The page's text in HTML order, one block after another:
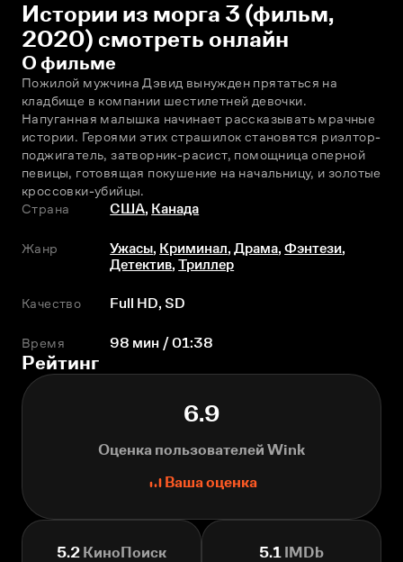
Истории из морга 3 (фильм,
2020) смотреть онлайн
О фильме
Пожилой мужчина Дэвид вынужден прятаться на
кладбище в компании шестилетней девочки.
Напуганная малышка начинает рассказывать мрачные
истории. Героями этих страшилок становятся риэлтор-
поджигатель, затворник-расист, помощница оперной
певицы, готовящая покушение на начальницу, и золотые
кроссовки-убийцы.
Страна
США, Канада
Жанр Ужасы, Криминал,Драма,Фэнтези,
Детектив,Триллер
Качество Full HD, SD
Время 98 мин / 01:38
Рейтинг
6.9
Оценка пользователей Wink
Ваша оценка
5.2 КиноПоиск 5.1 IMDb